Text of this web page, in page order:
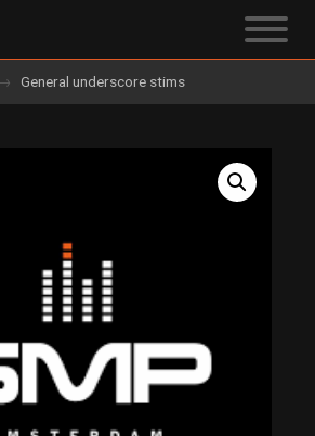
General underscore stims